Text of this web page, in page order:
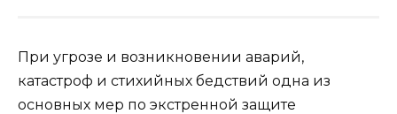
При угрозе и возникновении аварий,
катастроф и стихийных бедствий одна из
основных мер по экстренной защите